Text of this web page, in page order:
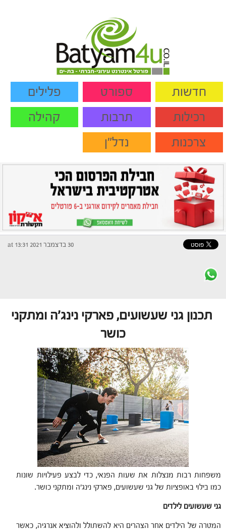
חדשות ספורט
פלילים
רכילות
תרבות
קהילה
צרכנות
נדל"ן
30 בדצמבר 2021 at 13:31
תכנון גני שעשועים, פארקי נינג'ה ומתקני
כושר
משפחות רבות מנצלות את שעות הפנאי, כדי לבצע פעילויות שונות
כמו בילוי באופציות של גני שעשועים, פארקי נינג'ה ומתקני כושר.
גני שעשועים לילדים
המטרה של הילדים אחר הצהרים היא להשתולל ולהוציא אנרגיה, כאשר